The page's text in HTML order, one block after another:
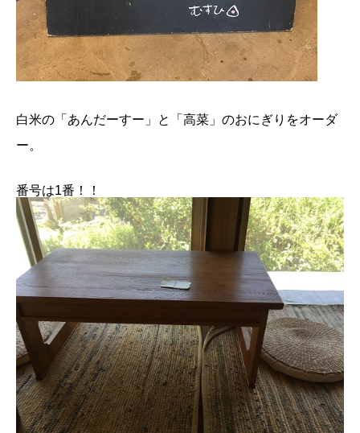
白米の「あんだーすー」と「高菜」のおにぎりをオーダ
ー。
番号は1番！！